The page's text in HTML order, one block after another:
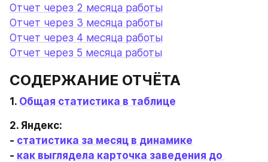
Отчет через 2 месяца работы
Отчет через 3 месяца работы
Отчет через 4 месяца работы
Отчет через 5 месяца работы
СОДЕРЖАНИЕ ОТЧЁТА
1. Общая статистика в таблице
2. Яндекс:
- статистика за месяц в динамике
- как выглядела карточка заведения до